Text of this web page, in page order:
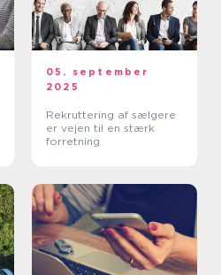
05. september
2025
Rekruttering af sælgere
er vejen til en stærk
forretning